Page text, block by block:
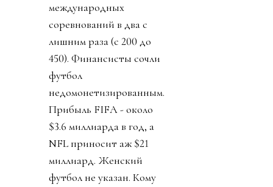
международных
соревнований в два с
лишним раза (с 200 до
450). Финансисты сочли
футбол
недомонетизированным.
Прибыль FIFA - около
$3.6 миллиарда в год, а
NFL приносит аж $21
миллиард. Женский
футбол не указан. Кому